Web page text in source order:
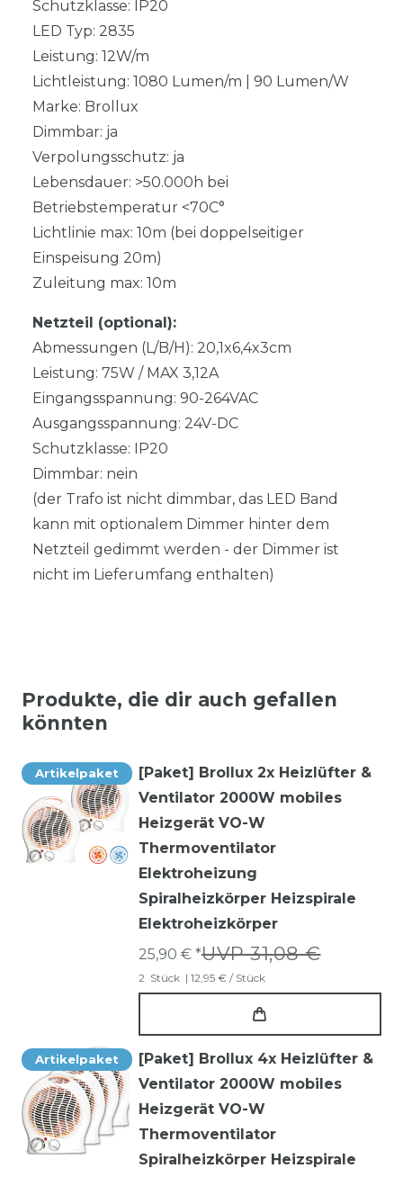
Schutzklasse: IP20
LED Typ: 2835
Leistung: 12W/m
Lichtleistung: 1080 Lumen/m | 90 Lumen/W
Marke: Brollux
Dimmbar: ja
Verpolungsschutz: ja
Lebensdauer: >50.000h bei
Betriebstemperatur <70C°
Lichtlinie max: 10m (bei doppelseitiger
Einspeisung 20m)
Zuleitung max: 10m
Netzteil (optional):
Abmessungen (L/B/H): 20,1x6,4x3cm
Leistung: 75W / MAX 3,12A
Eingangsspannung: 90-264VAC
Ausgangsspannung: 24V-DC
Schutzklasse: IP20
Dimmbar: nein
(der Trafo ist nicht dimmbar, das LED Band
kann mit optionalem Dimmer hinter dem
Netzteil gedimmt werden - der Dimmer ist
nicht im Lieferumfang enthalten)
Produkte, die dir auch gefallen
könnten
Artikelpaket
[Paket] Brollux 2x Heizlüfter &
Ventilator 2000W mobiles
Heizgerät VO-W
Thermoventilator
Elektroheizung
Spiralheizkörper Heizspirale
Elektroheizkörper
UVP 31,08 €
25,90 € *
2 Stück | 12,95 € / Stück
Artikelpaket
[Paket] Brollux 4x Heizlüfter &
Ventilator 2000W mobiles
Heizgerät VO-W
Thermoventilator
Spiralheizkörper Heizspirale